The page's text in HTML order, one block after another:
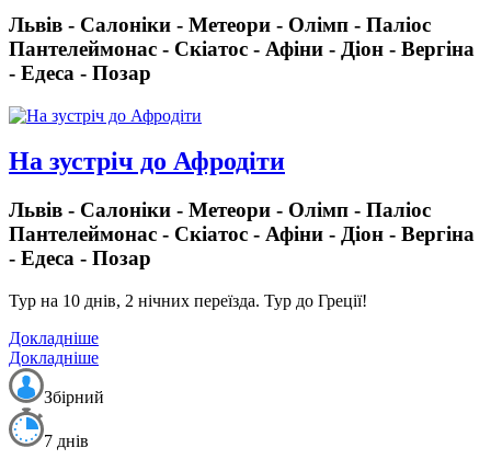
Львів - Салоніки - Метеори - Олімп - Паліос
Пантелеймонас - Скіатос - Афіни - Діон - Вергіна
- Едеса - Позар
На зустріч до Афродіти
Львів - Салоніки - Метеори - Олімп - Паліос
Пантелеймонас - Скіатос - Афіни - Діон - Вергіна
- Едеса - Позар
Тур на 10 днів, 2 нічних переїзда. Тур до Греції!
Докладніше
Докладніше
Збірний
7 днів